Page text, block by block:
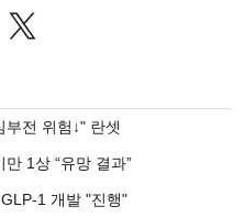
트위
터로
부전 위험↓" 란셋
만 1상 “유망 결과”
GLP-1 개발 "진행"